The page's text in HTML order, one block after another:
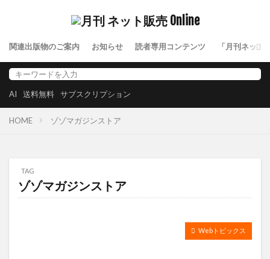
関連出版物のご案内 お知らせ 読者専用コンテンツ 「月刊ネット
AI 送料無料 サブスクリプション
HOME ゾゾマガジンストア
TAG
ゾゾマガジンストア
Webトピックス